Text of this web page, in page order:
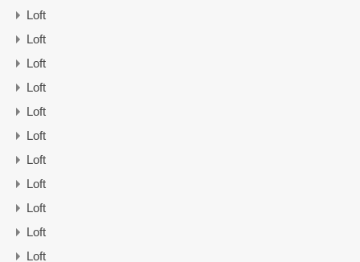
Loft
Loft
Loft
Loft
Loft
Loft
Loft
Loft
Loft
Loft
Loft